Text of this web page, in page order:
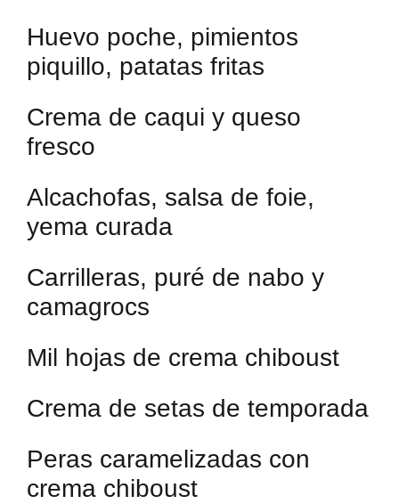
Huevo poche, pimientos
piquillo, patatas fritas
Crema de caqui y queso
fresco
Alcachofas, salsa de foie,
yema curada
Carrilleras, puré de nabo y
camagrocs
Mil hojas de crema chiboust
Crema de setas de temporada
Peras caramelizadas con
crema chiboust